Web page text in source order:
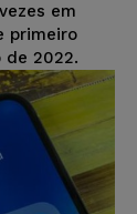
em
primeiro
de 2022.